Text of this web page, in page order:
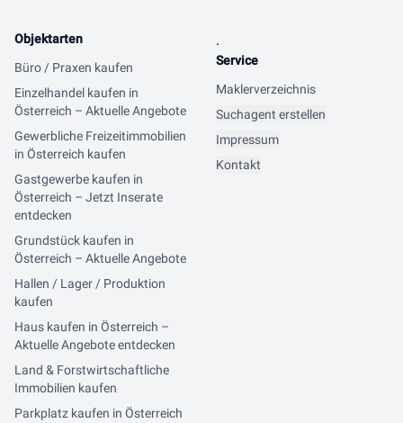
Objektarten
Büro / Praxen kaufen
Einzelhandel kaufen in
Österreich – Aktuelle Angebote
Gewerbliche Freizeitimmobilien
in Österreich kaufen
Gastgewerbe kaufen in
Österreich – Jetzt Inserate
entdecken
Grundstück kaufen in
Österreich – Aktuelle Angebote
Hallen / Lager / Produktion
kaufen
Haus kaufen in Österreich –
Aktuelle Angebote entdecken
Land & Forstwirtschaftliche
Immobilien kaufen
Parkplatz kaufen in Österreich
.
Service
Maklerverzeichnis
Suchagent erstellen
Impressum
Kontakt